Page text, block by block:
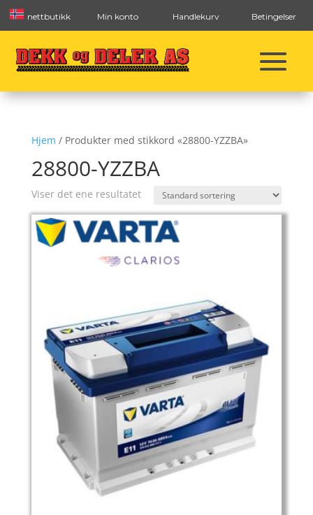
nettbutikk Min konto Handlekurv Betingelser
Hjem / Produkter med stikkord «28800-YZZBA»
28800-YZZBA
Viser det ene resultatet